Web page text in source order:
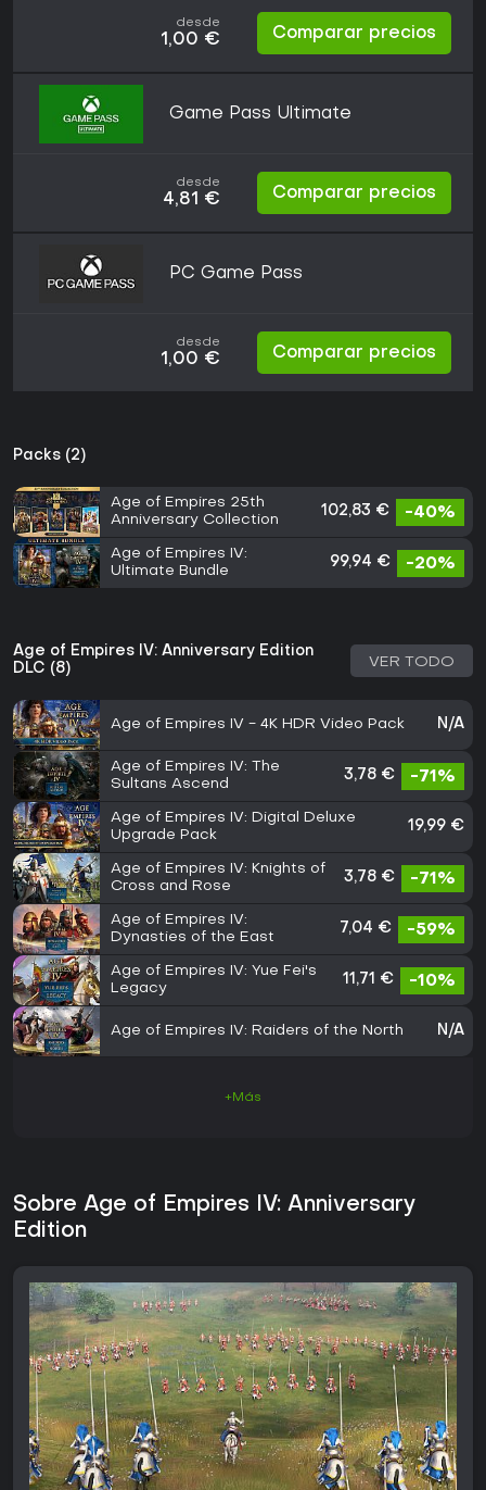
desde
1,00 € Comparar precios
Game Pass Ultimate
desde
4,81 € Comparar precios
PC Game Pass
desde
1,00 € Comparar precios
Packs (2)
Age of Empires 25th
Anniversary Collection
102,83 € -40%
Age of Empires IV:
Ultimate Bundle
99,94 € -20%
Age of Empires IV: Anniversary Edition
DLC (8)
VER TODO
Age of Empires IV - 4K HDR Video Pack N/A
Age of Empires IV: The
Sultans Ascend
3,78 € -71%
Age of Empires IV: Digital Deluxe
Upgrade Pack
19,99 €
Age of Empires IV: Knights of
Cross and Rose
3,78 € -71%
Age of Empires IV:
Dynasties of the East
7,04 € -59%
Age of Empires IV: Yue Fei's
Legacy
11,71 € -10%
Age of Empires IV: Raiders of the North N/A
+Más
Sobre Age of Empires IV: Anniversary
Edition